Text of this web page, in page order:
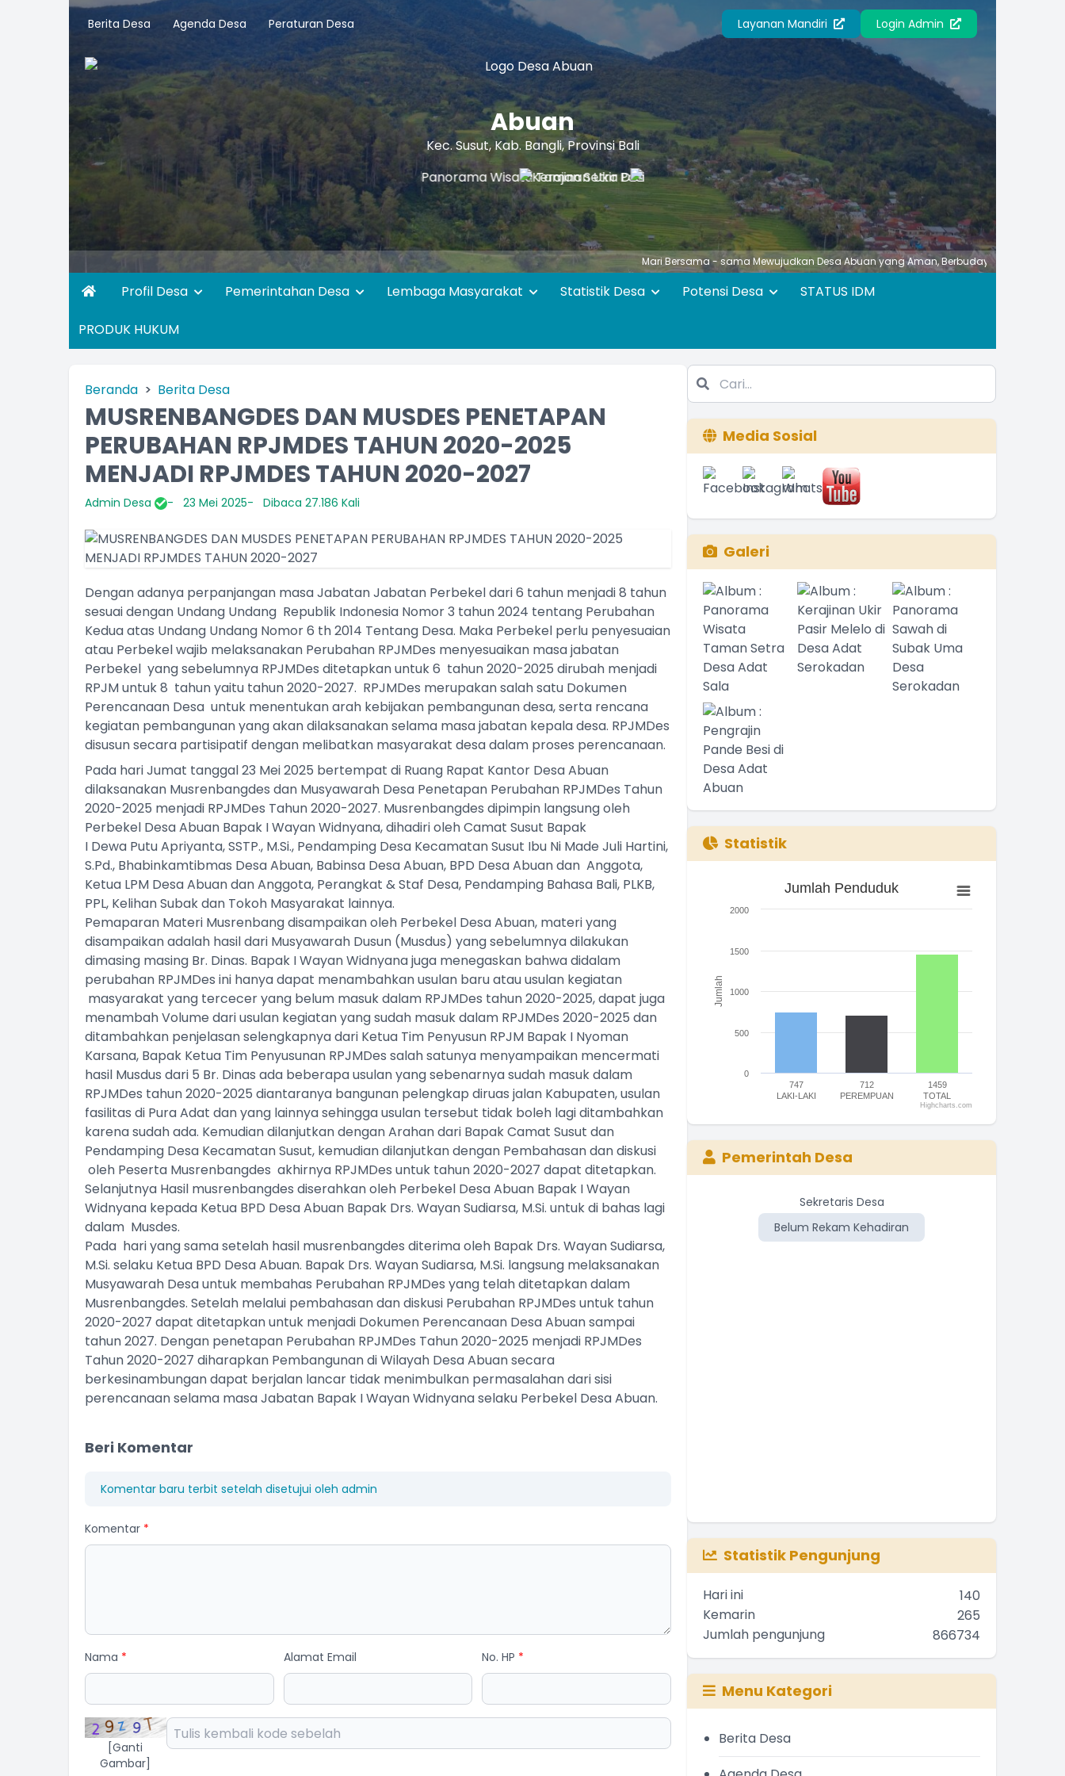
Berita Desa Agenda Desa Peraturan Desa Layanan Mandiri Login Admin
Abuan
Kec. Susut, Kab. Bangli, Provinsi Bali
Mari Bersama - sama Mewujudkan Desa Abuan yang Aman, Berbudaya, Unggul, Asri dan Nyaman
Profil Desa Pemerintahan Desa Lembaga Masyarakat Statistik Desa Potensi Desa STATUS IDM
PRODUK HUKUM
Beranda Berita Desa
MUSRENBANGDES DAN MUSDES PENETAPAN
PERUBAHAN RPJMDES TAHUN 2020-2025
MENJADI RPJMDES TAHUN 2020-2027
Admin Desa 23 Mei 2025 Dibaca 27.186 Kali
Dengan adanya perpanjangan masa Jabatan Jabatan Perbekel dari 6 tahun menjadi 8 tahun
sesuai dengan Undang Undang Republik Indonesia Nomor 3 tahun 2024 tentang Perubahan
Kedua atas Undang Undang Nomor 6 th 2014 Tentang Desa. Maka Perbekel perlu penyesuaian
atau Perbekel wajib melaksanakan Perubahan RPJMDes menyesuaikan masa jabatan
Perbekel yang sebelumnya RPJMDes ditetapkan untuk 6 tahun 2020-2025 dirubah menjadi
RPJM untuk 8 tahun yaitu tahun 2020-2027. RPJMDes merupakan salah satu Dokumen
Perencanaan Desa untuk menentukan arah kebijakan pembangunan desa, serta rencana
kegiatan pembangunan yang akan dilaksanakan selama masa jabatan kepala desa. RPJMDes
disusun secara partisipatif dengan melibatkan masyarakat desa dalam proses perencanaan.
Pada hari Jumat tanggal 23 Mei 2025 bertempat di Ruang Rapat Kantor Desa Abuan
dilaksanakan Musrenbangdes dan Musyawarah Desa Penetapan Perubahan RPJMDes Tahun
2020-2025 menjadi RPJMDes Tahun 2020-2027. Musrenbangdes dipimpin langsung oleh
Perbekel Desa Abuan Bapak I Wayan Widnyana, dihadiri oleh Camat Susut Bapak
I Dewa Putu Apriyanta, SSTP., M.Si., Pendamping Desa Kecamatan Susut Ibu Ni Made Juli Hartini,
S.Pd., Bhabinkamtibmas Desa Abuan, Babinsa Desa Abuan, BPD Desa Abuan dan Anggota,
Ketua LPM Desa Abuan dan Anggota, Perangkat & Staf Desa, Pendamping Bahasa Bali, PLKB,
PPL, Kelihan Subak dan Tokoh Masyarakat lainnya.
Pemaparan Materi Musrenbang disampaikan oleh Perbekel Desa Abuan, materi yang
disampaikan adalah hasil dari Musyawarah Dusun (Musdus) yang sebelumnya dilakukan
dimasing masing Br. Dinas. Bapak I Wayan Widnyana juga menegaskan bahwa didalam
perubahan RPJMDes ini hanya dapat menambahkan usulan baru atau usulan kegiatan
masyarakat yang tercecer yang belum masuk dalam RPJMDes tahun 2020-2025, dapat juga
menambah Volume dari usulan kegiatan yang sudah masuk dalam RPJMDes 2020-2025 dan
ditambahkan penjelasan selengkapnya dari Ketua Tim Penyusun RPJM Bapak I Nyoman
Karsana, Bapak Ketua Tim Penyusunan RPJMDes salah satunya menyampaikan mencermati
hasil Musdus dari 5 Br. Dinas ada beberapa usulan yang sebenarnya sudah masuk dalam
RPJMDes tahun 2020-2025 diantaranya bangunan pelengkap diruas jalan Kabupaten, usulan
fasilitas di Pura Adat dan yang lainnya sehingga usulan tersebut tidak boleh lagi ditambahkan
karena sudah ada. Kemudian dilanjutkan dengan Arahan dari Bapak Camat Susut dan
Pendamping Desa Kecamatan Susut, kemudian dilanjutkan dengan Pembahasan dan diskusi
oleh Peserta Musrenbangdes akhirnya RPJMDes untuk tahun 2020-2027 dapat ditetapkan.
Selanjutnya Hasil musrenbangdes diserahkan oleh Perbekel Desa Abuan Bapak I Wayan
Widnyana kepada Ketua BPD Desa Abuan Bapak Drs. Wayan Sudiarsa, M.Si. untuk di bahas lagi
dalam Musdes.
Pada hari yang sama setelah hasil musrenbangdes diterima oleh Bapak Drs. Wayan Sudiarsa,
M.Si. selaku Ketua BPD Desa Abuan. Bapak Drs. Wayan Sudiarsa, M.Si. langsung melaksanakan
Musyawarah Desa untuk membahas Perubahan RPJMDes yang telah ditetapkan dalam
Musrenbangdes. Setelah melalui pembahasan dan diskusi Perubahan RPJMDes untuk tahun
2020-2027 dapat ditetapkan untuk menjadi Dokumen Perencanaan Desa Abuan sampai
tahun 2027. Dengan penetapan Perubahan RPJMDes Tahun 2020-2025 menjadi RPJMDes
Tahun 2020-2027 diharapkan Pembangunan di Wilayah Desa Abuan secara
berkesinambungan dapat berjalan lancar tidak menimbulkan permasalahan dari sisi
perencanaan selama masa Jabatan Bapak I Wayan Widnyana selaku Perbekel Desa Abuan.
Beri Komentar
Komentar baru terbit setelah disetujui oleh admin
Komentar *
Nama * Alamat Email No. HP *
[Ganti
Gambar]
Media Sosial
Galeri
Statistik
Jumlah Penduduk
The chart has 1 X axis displaying categories.
Jumlah
Jumlah Penduduk
747
LAKI-LAKI
712
PEREMPUAN
1459
TOTAL
0
500
1000
1500
2000
Highcharts.com
Pemerintah Desa
Kepala Desa
Sekretaris Desa
Belum Rekam Kehadiran
Statistik Pengunjung
Hari ini
140
Kemarin
265
Jumlah pengunjung
866734
Menu Kategori
Berita Desa